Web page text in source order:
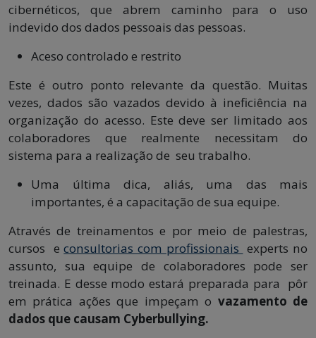
cibernéticos, que abrem caminho para o uso
indevido dos dados pessoais das pessoas.
Aceso controlado e restrito
Este é outro ponto relevante da questão. Muitas
vezes, dados são vazados devido à ineficiência na
organização do acesso. Este deve ser limitado aos
colaboradores que realmente necessitam do
sistema para a realização de seu trabalho.
Uma última dica, aliás, uma das mais
importantes, é a capacitação de sua equipe.
Através de treinamentos e por meio de palestras,
cursos econsultorias com profissionais experts no
assunto, sua equipe de colaboradores pode ser
treinada. E desse modo estará preparada para pôr
em prática ações que impeçam o vazamento de
dados que causam Cyberbullying.